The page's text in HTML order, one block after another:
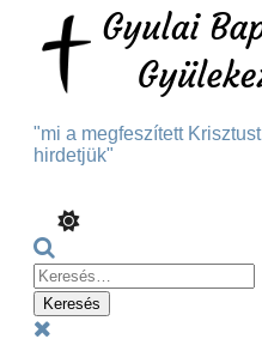
"mi a megfeszített Krisztust
hirdetjük"
Keresés: